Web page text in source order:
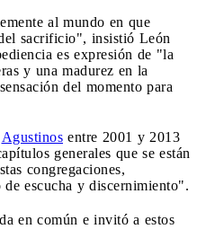
al mundo en que
sacrificio", insistió León
es expresión de "la
y una madurez en la
del momento para
Agustinos entre 2001 y 2013
generales que se están
congregaciones,
escucha y discernimiento".
en común e invitó a estos